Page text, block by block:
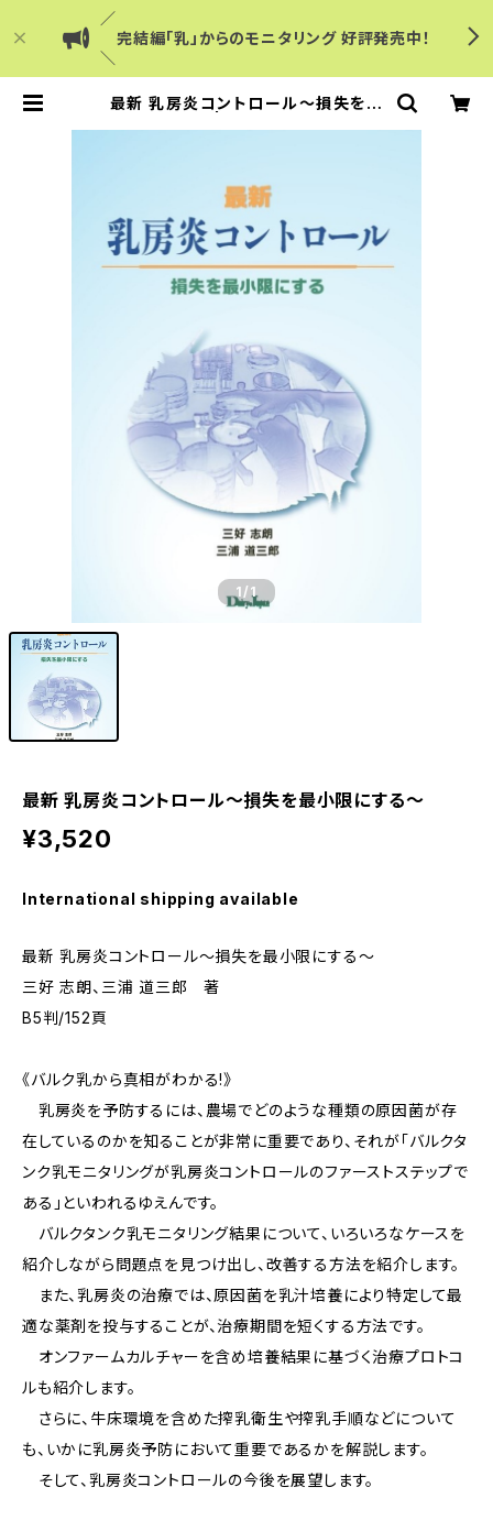
／
完結編「乳」からのモニタリング 好評発売中！
＼
最新 乳房炎コントロール～損失を最
1/1
最新 乳房炎コントロール～損失を最小限にする～
¥3,520
International shipping available
最新 乳房炎コントロール～損失を最小限にする～
三好 志朗、三浦 道三郎 著
B5判/152頁
《バルク乳から真相がわかる!》
乳房炎を予防するには、農場でどのような種類の原因菌が存
在しているのかを知ることが非常に重要であり、それが「バルクタ
ンク乳モニタリングが乳房炎コントロールのファーストステップで
ある」といわれるゆえんです。
バルクタンク乳モニタリング結果について、いろいろなケースを
紹介しながら問題点を見つけ出し、改善する方法を紹介します。
また、乳房炎の治療では、原因菌を乳汁培養により特定して最
適な薬剤を投与することが、治療期間を短くする方法です。
オンファームカルチャーを含め培養結果に基づく治療プロトコ
ルも紹介します。
さらに、牛床環境を含めた搾乳衛生や搾乳手順などについて
も、いかに乳房炎予防において重要であるかを解説します。
そして、乳房炎コントロールの今後を展望します。